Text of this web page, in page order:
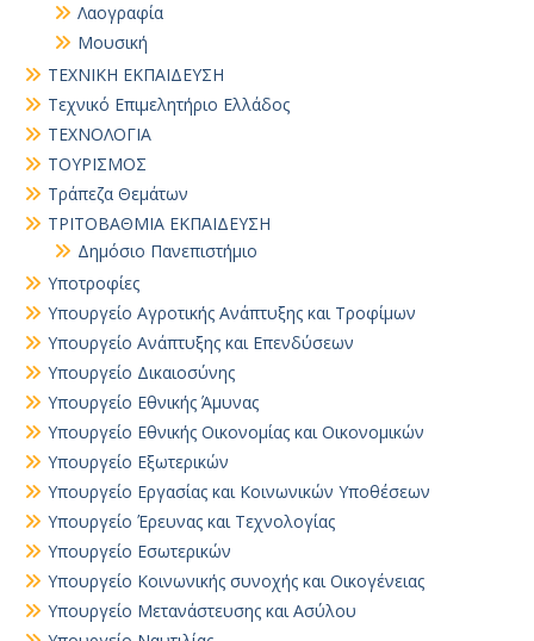
Λαογραφία
Μουσική
ΤΕΧΝΙΚΗ ΕΚΠΑΙΔΕΥΣΗ
Τεχνικό Επιμελητήριο Ελλάδος
ΤΕΧΝΟΛΟΓΙΑ
ΤΟΥΡΙΣΜΟΣ
Τράπεζα Θεμάτων
ΤΡΙΤΟΒΑΘΜΙΑ ΕΚΠΑΙΔΕΥΣΗ
Δημόσιο Πανεπιστήμιο
Υποτροφίες
Υπουργείο Αγροτικής Ανάπτυξης και Τροφίμων
Υπουργείο Ανάπτυξης και Επενδύσεων
Υπουργείο Δικαιοσύνης
Υπουργείο Εθνικής Άμυνας
Υπουργείο Εθνικής Οικονομίας και Οικονομικών
Υπουργείο Εξωτερικών
Υπουργείο Εργασίας και Κοινωνικών Υποθέσεων
Υπουργείο Έρευνας και Τεχνολογίας
Υπουργείο Εσωτερικών
Υπουργείο Κοινωνικής συνοχής και Οικογένειας
Υπουργείο Μετανάστευσης και Ασύλου